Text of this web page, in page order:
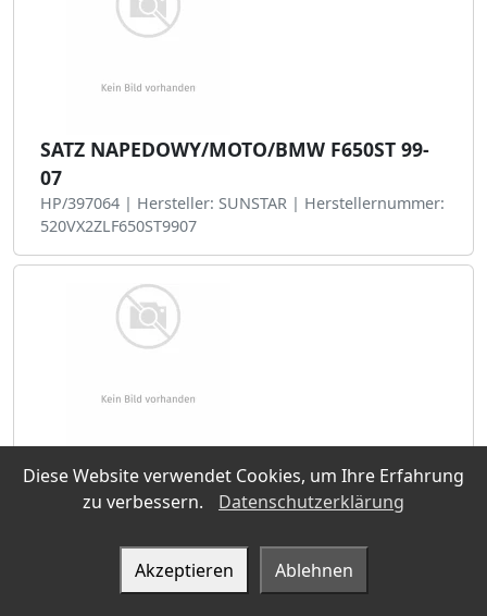
SATZ NAPEDOWY/MOTO/BMW F650ST 99-
07
HP/397064 | Hersteller: SUNSTAR | Herstellernummer:
520VX2ZLF650ST9907
16
HP/398198 | Hersteller: SUNSTAR | Herstellernummer:
Diese Website verwendet Cookies, um Ihre Erfahrung
zu verbessern.
Datenschutzerklärung
Akzeptieren Ablehnen